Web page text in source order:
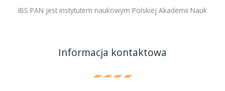
IBS PAN jest instytutem naukowym Polskiej Akademii Nauk
Informacja kontaktowa